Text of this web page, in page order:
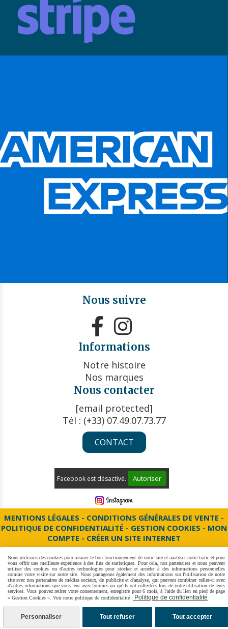
Nous suivre
 
Informations
Notre histoire
Nos marques
Nous contacter
[email protected]
Tél : (+33) 07.49.07.73.77
CONTACT
Facebook est désactivé. Autoriser
MENTIONS LÉGALES
CONDITIONS GÉNÉRALES DE VENTE
POLITIQUE DE CONFIDENTIALITÉ
GESTION COOKIES
MON
COMPTE
CRÉER UN SITE INTERNET
Nous utilisons des cookies pour assurer le bon fonctionnement de notre site et analyser notre trafic et pour
vous offrir une meilleure expérience à des fins de statistiques. Pour cela, nos partenaires et nous peuvent
utiliser des cookies ou d'autres technologies pour stocker et accéder à des informations personnelles
comme votre visite sur notre site. Nous partageons également des informations sur l'utilisation de notre
site avec nos partenaires de médias sociaux, de publicité et d'analyse, qui peuvent combiner celles-ci avec
d'autres informations que vous leur avez fournies ou qu'ils ont collectées lors de votre utilisation de leurs
services. Vous pouvez retirer votre consentement, enregistré pour 6 mois, à l'aide du lien en pied de page
« Gestion Cookies ». Voir notre politique de confidentialité : Politique de confidentialité
Personnaliser Tout refuser Tout accepter